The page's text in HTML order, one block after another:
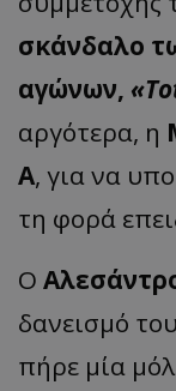
σκάνδαλο
αγώνων,
αργότερα, η
A, για να
τη φορά
Ο
δανεισμό
πήρε μία